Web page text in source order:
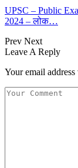
UPSC – Public
2024 – लोक…
Prev Next
Leave A Reply
Your email